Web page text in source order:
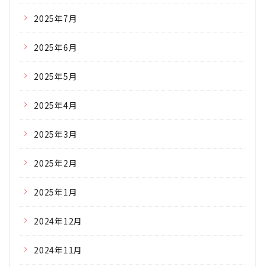
2025年7月
2025年6月
2025年5月
2025年4月
2025年3月
2025年2月
2025年1月
2024年12月
2024年11月